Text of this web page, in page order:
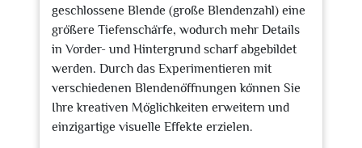
geschlossene Blende (große Blendenzahl) eine
größere Tiefenschärfe, wodurch mehr Details
in Vorder- und Hintergrund scharf abgebildet
werden. Durch das Experimentieren mit
verschiedenen Blendenöffnungen können Sie
Ihre kreativen Möglichkeiten erweitern und
einzigartige visuelle Effekte erzielen.